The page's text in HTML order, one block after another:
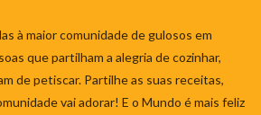
à maior comunidade de gulosos em
que partilham a alegria de cozinhar,
de petiscar. Partilhe as suas receitas,
vai adorar! E o Mundo é mais feliz